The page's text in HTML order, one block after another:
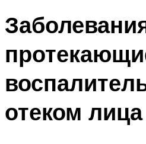
отеком лица